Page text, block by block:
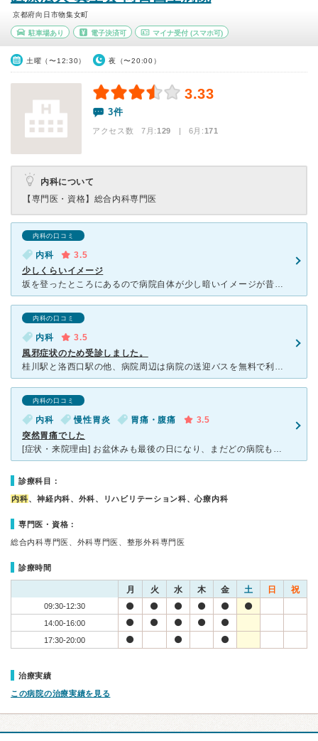
京都府向日市物集女町
駐車場あり 電子決済可 マイナ受付 (スマホ可)
土曜（〜12:30） 夜（〜20:00）
3.33
3件
アクセス数 7月:129 | 6月:171
内科について
【専門医・資格】 総合内科専門医
内科の口コミ
内科
3.5
少しくらいイメージ
坂を登ったところにあるので病院自体が少し暗いイメージが昔からあります。しかし、スタッフさんや病院の先生方はとてもきびきびしていて皆さん忙しいそうにしてます。少し声がけかけづらい雰囲気はありますが、診察
内科の口コミ
内科
3.5
風邪症状のため受診しました。
桂川駅と洛西口駅の他、病院周辺は病院の送迎バスを無料で利用することができます。 公共バスのバス停からはかなり急な坂道を登らないといけないので、送迎バスか車をおすすめします。 風邪症状があり、イ
内科の口コミ
内科 慢性胃炎 胃痛・腹痛
3.5
突然胃痛でした
[症状・来院理由] お盆休みも最後の日になり、まだどの病院も診察していなかったのですが。 こちらの病院が開いているのを知って電話で確認してから受信しに行きました。 お盆途中から胃が痛くなり心配で
診療科目：
内科、神経内科、外科、リハビリテーション科、心療内科
専門医・資格：
総合内科専門医、外科専門医、整形外科専門医
診療時間
月 火 水 木 金 土 日 祝
09:30-12:30
14:00-16:00
17:30-20:00
治療実績
この病院の治療実績を見る